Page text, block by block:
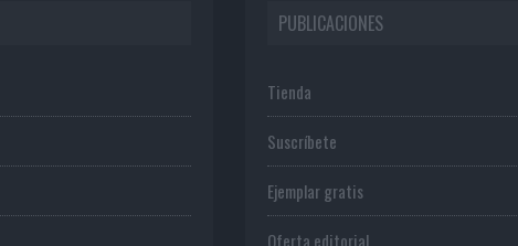
PUBLICACIONES
Tienda
Suscríbete
Ejemplar gratis
Oferta editorial